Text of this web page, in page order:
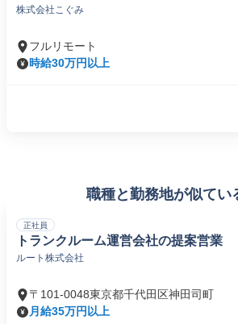
株式会社こぐみ
フルリモート
時給30万円以上
職種と勤務地が似てい
正社員
トランクルーム運営会社の提案営業
ルート株式会社
〒101-0048東京都千代田区神田司町
月給35万円以上